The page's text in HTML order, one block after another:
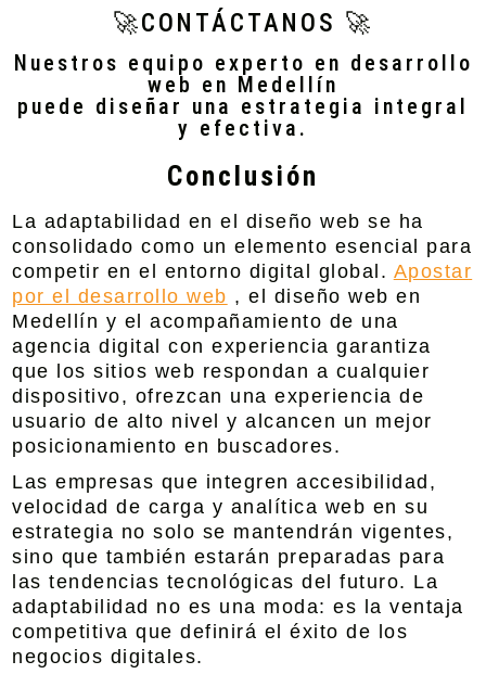
🚀CONTÁCTANOS 🚀
Nuestros equipo experto en desarrollo
web en Medellín
puede diseñar una estrategia integral
y efectiva.
Conclusión
La adaptabilidad en el diseño web se ha
consolidado como un elemento esencial para
competir en el entorno digital global. Apostar
por el desarrollo web , el diseño web en
Medellín y el acompañamiento de una
agencia digital con experiencia garantiza
que los sitios web respondan a cualquier
dispositivo, ofrezcan una experiencia de
usuario de alto nivel y alcancen un mejor
posicionamiento en buscadores.
Las empresas que integren accesibilidad,
velocidad de carga y analítica web en su
estrategia no solo se mantendrán vigentes,
sino que también estarán preparadas para
las tendencias tecnológicas del futuro. La
adaptabilidad no es una moda: es la ventaja
competitiva que definirá el éxito de los
negocios digitales.